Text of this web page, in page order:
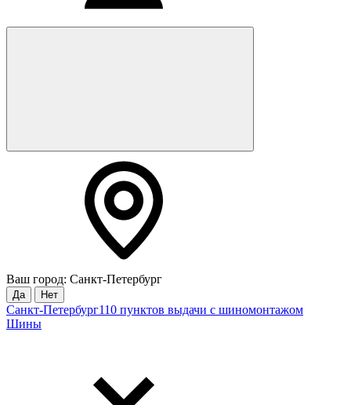
Ваш город: Санкт-Петербург
Да Нет
Санкт-Петербург110 пунктов выдачи с шиномонтажом
Шины